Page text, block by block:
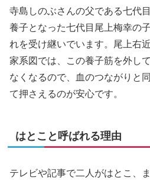
寺島しのぶさんの父である七代
養子となった七代目尾上梅幸の
れを受け継いでいます。尾上右
家系図では、この養子筋を外し
なくなるので、血のつながりと
て押さえるのが安心です。
はとこと呼ばれる理由
テレビや記事で二人がはとこ、